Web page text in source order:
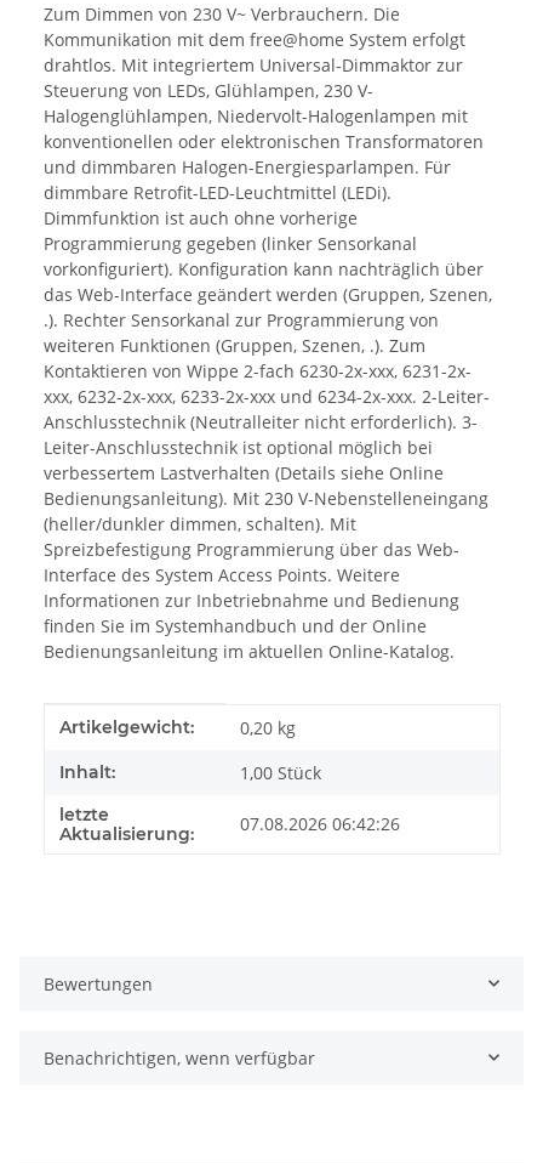
Zum Dimmen von 230 V~ Verbrauchern. Die
Kommunikation mit dem free@home System erfolgt
drahtlos. Mit integriertem Universal-Dimmaktor zur
Steuerung von LEDs, Glühlampen, 230 V-
Halogenglühlampen, Niedervolt-Halogenlampen mit
konventionellen oder elektronischen Transformatoren
und dimmbaren Halogen-Energiesparlampen. Für
dimmbare Retrofit-LED-Leuchtmittel (LEDi).
Dimmfunktion ist auch ohne vorherige
Programmierung gegeben (linker Sensorkanal
vorkonfiguriert). Konfiguration kann nachträglich über
das Web-Interface geändert werden (Gruppen, Szenen,
.). Rechter Sensorkanal zur Programmierung von
weiteren Funktionen (Gruppen, Szenen, .). Zum
Kontaktieren von Wippe 2-fach 6230-2x-xxx, 6231-2x-
xxx, 6232-2x-xxx, 6233-2x-xxx und 6234-2x-xxx. 2-Leiter-
Anschlusstechnik (Neutralleiter nicht erforderlich). 3-
Leiter-Anschlusstechnik ist optional möglich bei
verbessertem Lastverhalten (Details siehe Online
Bedienungsanleitung). Mit 230 V-Nebenstelleneingang
(heller/dunkler dimmen, schalten). Mit
Spreizbefestigung Programmierung über das Web-
Interface des System Access Points. Weitere
Informationen zur Inbetriebnahme und Bedienung
finden Sie im Systemhandbuch und der Online
Bedienungsanleitung im aktuellen Online-Katalog.
Produkteigenschaft
Wert
Artikelgewicht: 0,20 kg
Inhalt: 1,00 Stück
letzte
Aktualisierung:
07.08.2026 06:42:26
Bewertungen
Benachrichtigen, wenn verfügbar